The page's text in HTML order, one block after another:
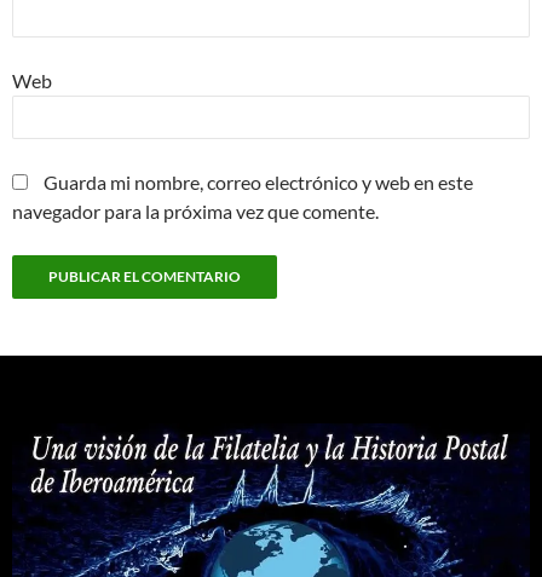
Web
Guarda mi nombre, correo electrónico y web en este
navegador para la próxima vez que comente.